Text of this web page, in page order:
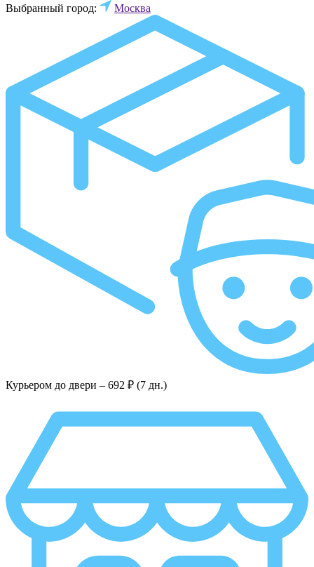
Выбранный город:
Москва
Курьером до двери – 692 ₽ (7 дн.)